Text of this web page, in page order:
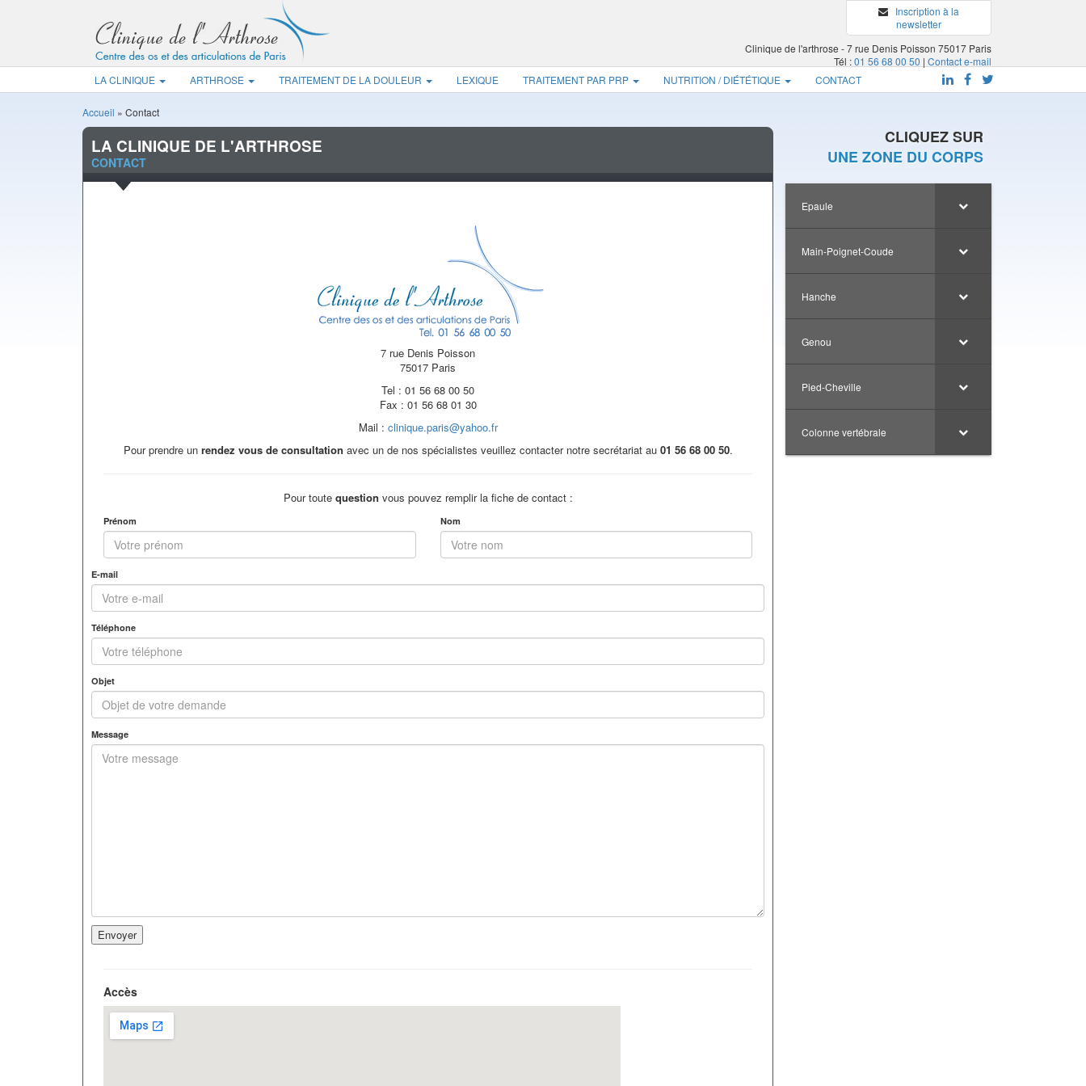
Inscription à la
newsletter
Clinique de l'arthrose - 7 rue Denis Poisson 75017 Paris
Tél :01 56 68 00 50 | Contact e-mail
LA CLINIQUE
ARTHROSE TRAITEMENT DE LA DOULEUR LEXIQUE TRAITEMENT PAR PRP NUTRITION / DIÉTÉTIQUE CONTACT
Accueil » Contact
LA CLINIQUE DE L'ARTHROSE
CONTACT
7 rue Denis Poisson
75017 Paris
Tel : 01 56 68 00 50
Fax : 01 56 68 01 30
Mail : clinique.paris@yahoo.fr
Pour prendre un rendez vous de consultation avec un de nos spécialistes veuillez contacter notre secrétariat au 01 56 68 00 50.
Pour toute question vous pouvez remplir la fiche de contact :
Prénom Nom
E-mail
Téléphone
Objet
Message
Accès
CLIQUEZ SUR
UNE ZONE DU CORPS
Epaule
Main-Poignet-Coude
Hanche
Genou
Pied-Cheville
Colonne vertébrale